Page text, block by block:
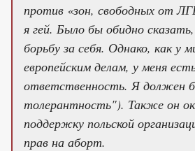
против «зон, свободных от
я гей. Было бы обидно
борьбу за себя. Однако, как у
европейским делам, у меня
ответственность. Я должен
толерантность"). Также он
поддержку польской
прав на аборт.